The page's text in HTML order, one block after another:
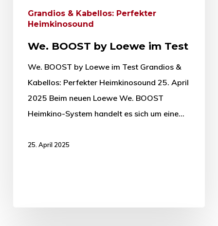
Grandios & Kabellos: Perfekter
Heimkinosound
We. BOOST by Loewe im Test
We. BOOST by Loewe im Test Grandios &
Kabellos: Perfekter Heimkinosound 25. April
2025 Beim neuen Loewe We. BOOST
Heimkino-System handelt es sich um eine…
25. April 2025